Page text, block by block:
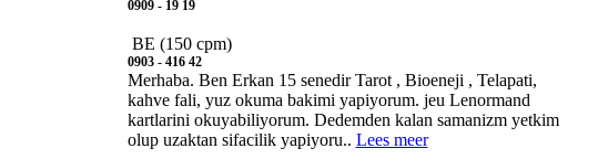
0909 - 19 19
BE (150 cpm)
0903 - 416 42
Merhaba. Ben Erkan 15 senedir Tarot , Bioeneji , Telapati,
kahve fali, yuz okuma bakimi yapiyorum. jeu Lenormand
kartlarini okuyabiliyorum. Dedemden kalan samanizm yetkim
olup uzaktan sifacilik yapiyoru.. Lees meer